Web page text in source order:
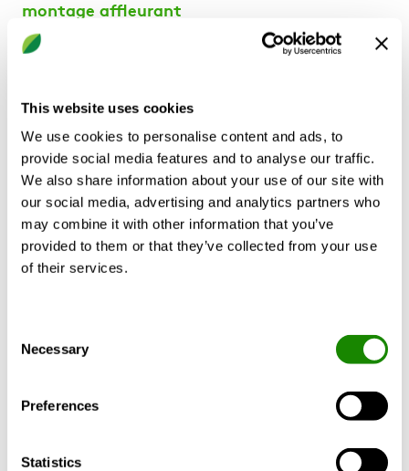
This website uses cookies
We use cookies to personalise content and ads, to
provide social media features and to analyse our traffic.
We also share information about your use of our site with
our social media, advertising and analytics partners who
may combine it with other information that you’ve
provided to them or that they’ve collected from your use
of their services.
Selection
Necessary
Preferences
Statistics
montage affleurant
Convient pour la diffusion verticale
Fonction jet tourbillonnaire
Puissant effet d’induction
Si nécessaire, la tôle perforée de répartition de l’air
des systèmes d’extraction peut être aisément
démontée et rectifiée dans le cadre de
l’installation/équilibrage
Pour installation dans des locaux sans faux
Couleur standard blanc RAL 9003
Autres couleurs sur demande
Air extrait, Alimentation en air